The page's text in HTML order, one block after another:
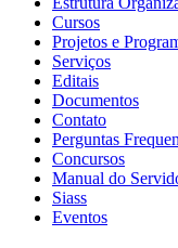
Cursos
Projetos e
Serviços
Editais
Documentos
Contato
Perguntas
Concursos
Manual do
Siass
Eventos